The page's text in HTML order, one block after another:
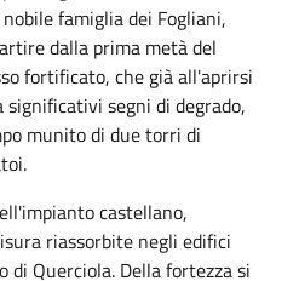
famiglia dei Fogliani,
dalla prima metà del
fortificato, che già all'aprirsi
significativi segni di degrado,
munito di due torri di
castellano,
riassorbite negli edifici
di Querciola. Della fortezza si